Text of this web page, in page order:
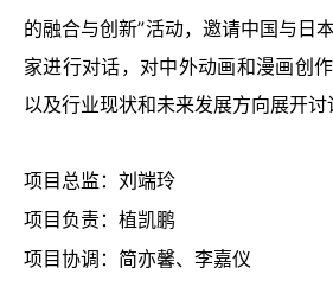
的融合与创新”活动，邀请中国与日
家进行对话，对中外动画和漫画创
以及行业现状和未来发展方向展开讨
项目总监：刘端玲
项目负责：植凯鹏
项目协调：简亦馨、李嘉仪